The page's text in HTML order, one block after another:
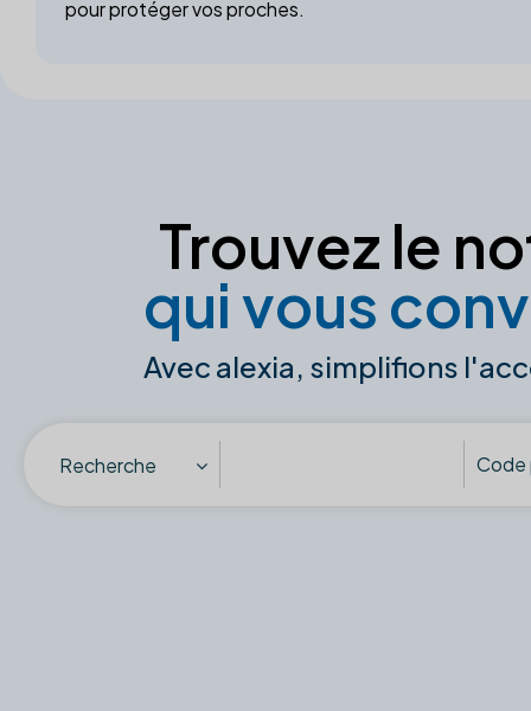
pour protéger vos proches.
Trouvez le
qui vous
Avec alexia, simplifions
Recherche